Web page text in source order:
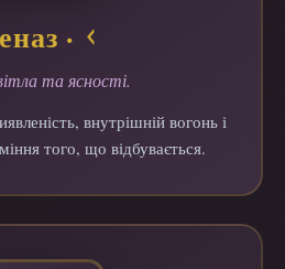
· ᚲ
та ясності.
внутрішній вогонь і
того, що відбувається.